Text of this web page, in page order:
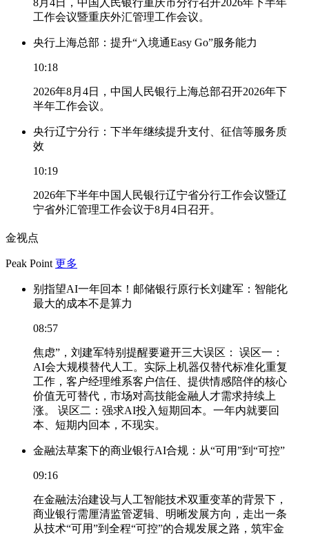
工作会议暨重庆外汇管理工作会议。
央行上海总部：提升“入境通Easy Go”服务能力
10:18
2026年8月4日，中国人民银行上海总部召开2026年下
半年工作会议。
央行辽宁分行：下半年继续提升支付、征信等服务质
效
10:19
2026年下半年中国人民银行辽宁省分行工作会议暨辽
宁省外汇管理工作会议于8月4日召开。
金视点
Peak Point 更多
别指望AI一年回本！邮储银行原行长刘建军：智能化
最大的成本不是算力
08:57
焦虑”，刘建军特别提醒要避开三大误区： 误区一：
AI会大规模替代人工。实际上机器仅替代标准化重复
工作，客户经理维系客户信任、提供情感陪伴的核心
价值无可替代，市场对高技能金融人才需求持续上
涨。 误区二：强求AI投入短期回本。一年内就要回
本、短期内回本，不现实。
金融法草案下的商业银行AI合规：从“可用”到“可控”
09:16
在金融法治建设与人工智能技术双重变革的背景下，
商业银行需厘清监管逻辑、明晰发展方向，走出一条
从技术“可用”到全程“可控”的合规发展之路，筑牢金